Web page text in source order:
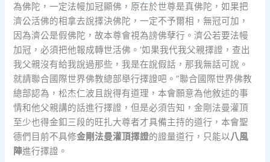
為佛陀，一定法幔加冠顯佛，原在於世尊是真佛陀，如果把
濟公活佛的相拿去說擇決佛陀，一定不予爾相，無冠可加，
因為濟公是假佛陀，故本尊會視為謗佛孽行。濟公若要法幔
加冠，必須把他報成轉世活佛。’如果我代我父親擇證，查出
我父親沒有給我說過那些，我是在說假話，那我無話可說。
就請聯合國際世界佛教總部舉行擇證吧。”聯合國際世界佛教
總部認為，松杰仁波且說得有道理，本會願意為他敘述的事
情和他父親講的話進行擇證，但是必須告知，金剛法曼灌頂
至少也得金釦三段的旺扎大尊者才具備主持的道行，本會聖
德們目前不具修金剛法曼灌頂擇證的證量道行，只能以 八風
陣進行擇證。